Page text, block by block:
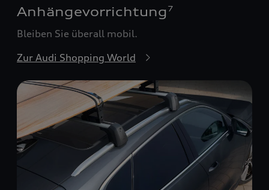
Anhängevorrichtung 7
Bleiben Sie überall mobil.
Zur Audi Shopping World